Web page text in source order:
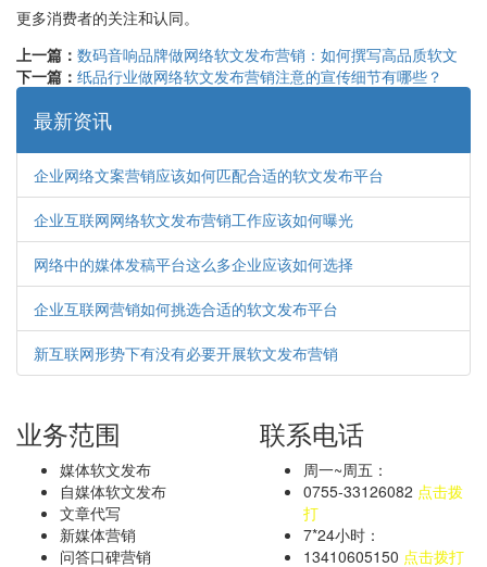
更多消费者的关注和认同。
上一篇： 数码音响品牌做网络软文发布营销：如何撰写高品质软文
下一篇： 纸品行业做网络软文发布营销注意的宣传细节有哪些？
最新资讯
企业网络文案营销应该如何匹配合适的软文发布平台
企业互联网网络软文发布营销工作应该如何曝光
网络中的媒体发稿平台这么多企业应该如何选择
企业互联网营销如何挑选合适的软文发布平台
新互联网形势下有没有必要开展软文发布营销
业务范围
媒体软文发布
自媒体软文发布
文章代写
新媒体营销
问答口碑营销
联系电话
周一~周五：
0755-33126082 点击拨
打
7*24小时：
13410605150 点击拨打